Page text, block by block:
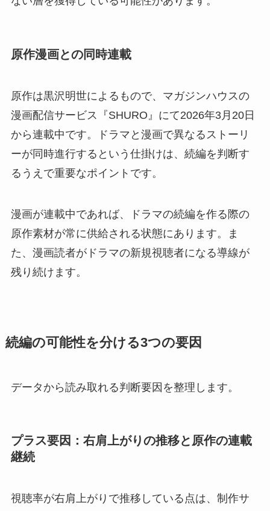
原作漫画との同時連載
原作は黒沢明世によるもので、マガジンハウスの
漫画配信サービス『SHURO』にて2026年3月20日
から連載中です。ドラマと漫画で異なるストーリ
ーが同時進行するという仕掛けは、続編を判断す
るうえで重要なポイントです。
漫画が連載中であれば、ドラマの続編を作る際の
原作素材が常に供給される状態にあります。ま
た、漫画読者がドラマの新規視聴者になる導線が
残り続けます。
続編の可能性を分ける3つの要因
データから読み取れる判断要因を整理します。
プラス要因：右肩上がりの推移と原作の連載
継続
視聴率が右肩上がりで推移している点は、制作サ